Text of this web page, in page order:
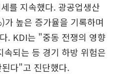
를 지속했다. 광공업생산
높은 증가율을 기록하며
. KDI는 "중동 전쟁의 영향
속되는 등 경기 하방 위험은
다"고 진단했다.